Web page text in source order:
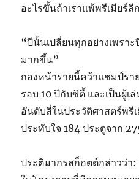
อะไรขึ้นถ้าเราแพ้พรีเมียร์
“ปีนั้นเปลี่ยนทุกอย่างเพรา
มากขึ้น”
กองหน้ารายนี้คว้าแชมป์รา
รอบ 10 ปีกับซิตี้ และเป็นผู้เ
อันดับสี่ในประวัติศาสตร์พรี
ประทับใจ 184 ประตูจาก
ประติมากรสก็อตต์กล่าวว่า: